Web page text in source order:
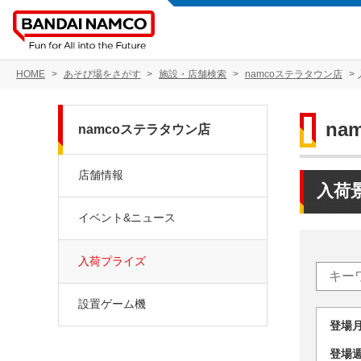
HOME あそび場をさがす 施設・店舗検索 namcoステラタウン店
入荷
登
登
namcoステラタウン店
店舗情報
イベント&ニュース
入荷プライズ
設置ゲーム機